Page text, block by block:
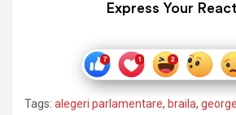
Express Your
Tags: alegeri parlamentare, braila,